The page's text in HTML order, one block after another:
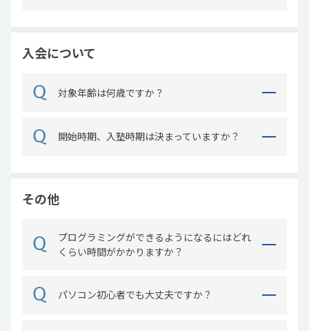
入会について
対象年齢は何歳ですか？
開始時期、入塾時期は決まっていますか？
その他
プログラミングができるようになるにはどれ
くらい時間がかかりますか？
パソコン初心者でも大丈夫ですか？